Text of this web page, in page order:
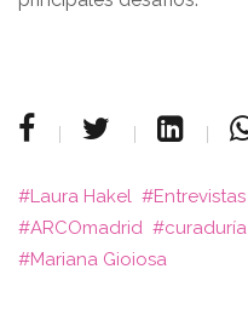
Laura Hakel Entrevistas
ARCOmadrid
curaduría
Mariana Gioiosa